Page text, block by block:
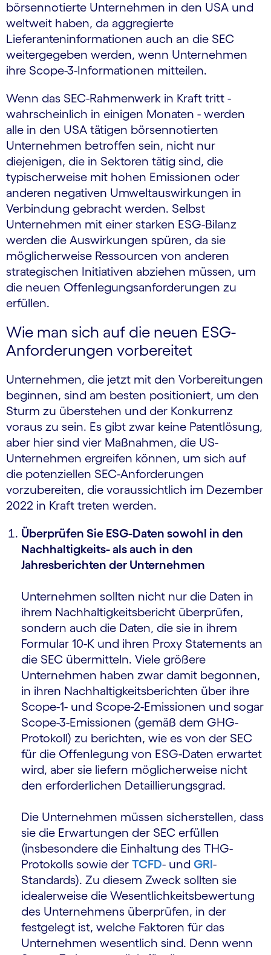
börsennotierte Unternehmen in den USA und
weltweit haben, da aggregierte
Lieferanteninformationen auch an die SEC
weitergegeben werden, wenn Unternehmen
ihre Scope-3-Informationen mitteilen.
Wenn das SEC-Rahmenwerk in Kraft tritt -
wahrscheinlich in einigen Monaten - werden
alle in den USA tätigen börsennotierten
Unternehmen betroffen sein, nicht nur
diejenigen, die in Sektoren tätig sind, die
typischerweise mit hohen Emissionen oder
anderen negativen Umweltauswirkungen in
Verbindung gebracht werden. Selbst
Unternehmen mit einer starken ESG-Bilanz
werden die Auswirkungen spüren, da sie
möglicherweise Ressourcen von anderen
strategischen Initiativen abziehen müssen, um
die neuen Offenlegungsanforderungen zu
erfüllen.
Wie man sich auf die neuen ESG-
Anforderungen vorbereitet
Unternehmen, die jetzt mit den Vorbereitungen
beginnen, sind am besten positioniert, um den
Sturm zu überstehen und der Konkurrenz
voraus zu sein. Es gibt zwar keine Patentlösung,
aber hier sind vier Maßnahmen, die US-
Unternehmen ergreifen können, um sich auf
die potenziellen SEC-Anforderungen
vorzubereiten, die voraussichtlich im Dezember
2022 in Kraft treten werden.
Überprüfen Sie ESG-Daten sowohl in den
Nachhaltigkeits- als auch in den
Jahresberichten der Unternehmen
Unternehmen sollten nicht nur die Daten in
ihrem Nachhaltigkeitsbericht überprüfen,
sondern auch die Daten, die sie in ihrem
Formular 10-K und ihren Proxy Statements an
die SEC übermitteln. Viele größere
Unternehmen haben zwar damit begonnen,
in ihren Nachhaltigkeitsberichten über ihre
Scope-1- und Scope-2-Emissionen und sogar
Scope-3-Emissionen (gemäß dem GHG-
Protokoll) zu berichten, wie es von der SEC
für die Offenlegung von ESG-Daten erwartet
wird, aber sie liefern möglicherweise nicht
den erforderlichen Detaillierungsgrad.
Die Unternehmen müssen sicherstellen, dass
sie die Erwartungen der SEC erfüllen
(insbesondere die Einhaltung des THG-
Protokolls sowie der TCFD- und GRI-
Standards). Zu diesem Zweck sollten sie
idealerweise die Wesentlichkeitsbewertung
des Unternehmens überprüfen, in der
festgelegt ist, welche Faktoren für das
Unternehmen wesentlich sind. Denn wenn